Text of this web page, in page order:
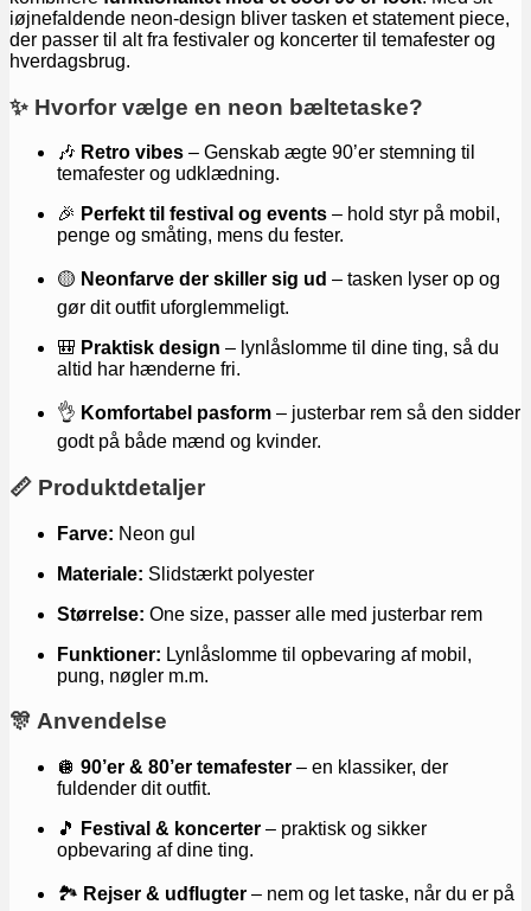
iøjnefaldende neon-design bliver tasken et statement piece,
der passer til alt fra festivaler og koncerter til temafester og
hverdagsbrug.
✨ Hvorfor vælge en neon bæltetaske?
🎶 Retro vibes – Genskab ægte 90’er stemning til
temafester og udklædning.
🎉 Perfekt til festival og events – hold styr på mobil,
penge og småting, mens du fester.
🟡 Neonfarve der skiller sig ud – tasken lyser op og
gør dit outfit uforglemmeligt.
🎒 Praktisk design – lynlåslomme til dine ting, så du
altid har hænderne fri.
👌 Komfortabel pasform – justerbar rem så den sidder
godt på både mænd og kvinder.
📏 Produktdetaljer
Farve: Neon gul
Materiale: Slidstærkt polyester
Størrelse: One size, passer alle med justerbar rem
Funktioner: Lynlåslomme til opbevaring af mobil,
pung, nøgler m.m.
🎊 Anvendelse
🪩 90’er & 80’er temafester – en klassiker, der
fuldender dit outfit.
🎵
Festival & koncerter – praktisk og sikker
opbevaring af dine ting.
🏞️ Rejser & udflugter – nem og let taske, når du er på